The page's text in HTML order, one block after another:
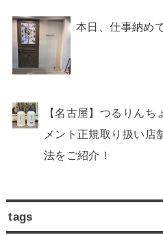
本日、仕事納め
【名古屋】つるりんち
メント正規取り扱い店
法をご紹介！
tags